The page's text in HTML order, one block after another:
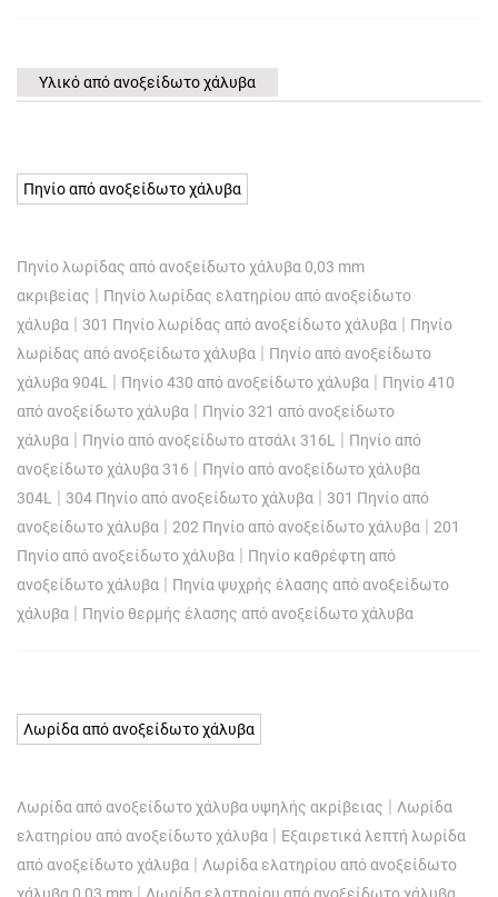
Υλικό από ανοξείδωτο χάλυβα
Πηνίο από ανοξείδωτο χάλυβα
Πηνίο λωρίδας από ανοξείδωτο χάλυβα 0,03 mm
ακριβείας | Πηνίο λωρίδας ελατηρίου από ανοξείδωτο
χάλυβα | 301 Πηνίο λωρίδας από ανοξείδωτο χάλυβα | Πηνίο
λωρίδας από ανοξείδωτο χάλυβα | Πηνίο από ανοξείδωτο
χάλυβα 904L
| Πηνίο 430 από ανοξείδωτο χάλυβα | Πηνίο 410
από ανοξείδωτο χάλυβα | Πηνίο 321 από ανοξείδωτο
χάλυβα | Πηνίο από ανοξείδωτο ατσάλι 316L | Πηνίο από
ανοξείδωτο χάλυβα 316 | Πηνίο από ανοξείδωτο χάλυβα
304L
| 304 Πηνίο από ανοξείδωτο χάλυβα | 301 Πηνίο από
ανοξείδωτο χάλυβα | 202 Πηνίο από ανοξείδωτο χάλυβα | 201
Πηνίο από ανοξείδωτο χάλυβα | Πηνίο καθρέφτη από
ανοξείδωτο χάλυβα | Πηνία ψυχρής έλασης από ανοξείδωτο
χάλυβα | Πηνίο θερμής έλασης από ανοξείδωτο χάλυβα
Λωρίδα από ανοξείδωτο χάλυβα
Λωρίδα από ανοξείδωτο χάλυβα υψηλής ακρίβειας | Λωρίδα
ελατηρίου από ανοξείδωτο χάλυβα | Εξαιρετικά λεπτή λωρίδα
από ανοξείδωτο χάλυβα | Λωρίδα ελατηρίου από ανοξείδωτο